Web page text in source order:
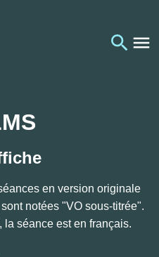
en version originale
notées "VO sous-titrée".
la séance est en français.